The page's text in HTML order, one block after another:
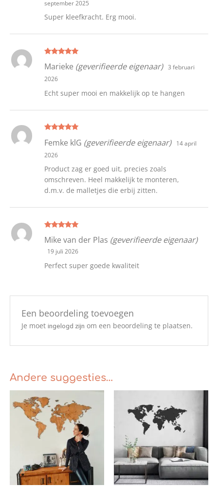
september 2025
Super kleefkracht. Erg mooi.
d5uit 5
Marieke (geverifieerde eigenaar)
3 februari
2026
Echt super mooi en makkelijk op te hangen
d5uit 5
Femke klG (geverifieerde eigenaar)
14 april
2026
Product zag er goed uit, precies zoals
omschreven. Heel makkelijk te monteren,
d.m.v. de malletjes die erbij zitten.
d5 uit 5
Mike van der Plas (geverifieerde eigenaar)
19 juli 2026
Perfect super goede kwaliteit
Een beoordeling toevoegen
Je moet ingelogd zijn om een beoordeling te plaatsen.
Andere suggesties…
€139.00
tot
€299.00
tot
€299.00